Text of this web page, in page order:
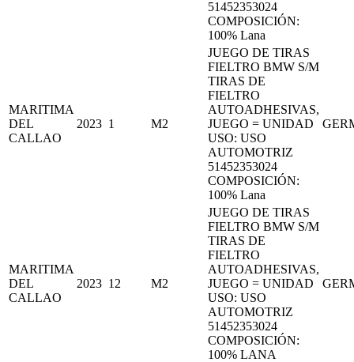
51452353024
COMPOSICIÓN:
100% Lana
MARITIMA
DEL
CALLAO
2023 1 M2
JUEGO DE TIRAS
FIELTRO BMW S/M
TIRAS DE
FIELTRO
AUTOADHESIVAS,
JUEGO = UNIDAD
USO: USO
AUTOMOTRIZ
51452353024
COMPOSICIÓN:
100% Lana
MARITIMA
DEL
CALLAO
2023 12 M2
JUEGO DE TIRAS
FIELTRO BMW S/M
TIRAS DE
FIELTRO
AUTOADHESIVAS,
JUEGO = UNIDAD
USO: USO
AUTOMOTRIZ
51452353024
COMPOSICIÓN:
100% LANA